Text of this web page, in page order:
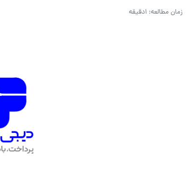
زمان مطالعه: 1دقیقه